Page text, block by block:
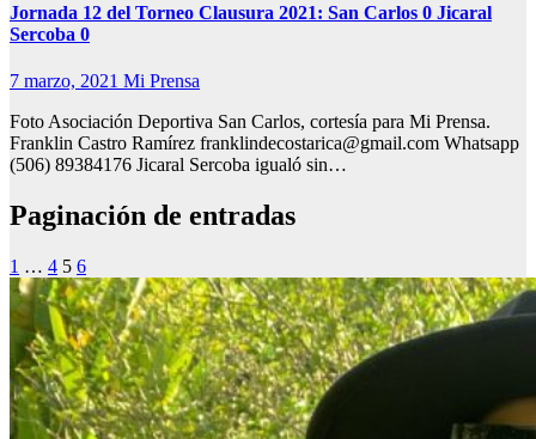
Jornada 12 del Torneo Clausura 2021: San Carlos 0 Jicaral
Sercoba 0
7 marzo, 2021 Mi Prensa
Foto Asociación Deportiva San Carlos, cortesía para Mi Prensa.
Franklin Castro Ramírez franklindecostarica@gmail.com Whatsapp
(506) 89384176 Jicaral Sercoba igualó sin…
Paginación de entradas
1 … 4 5 6